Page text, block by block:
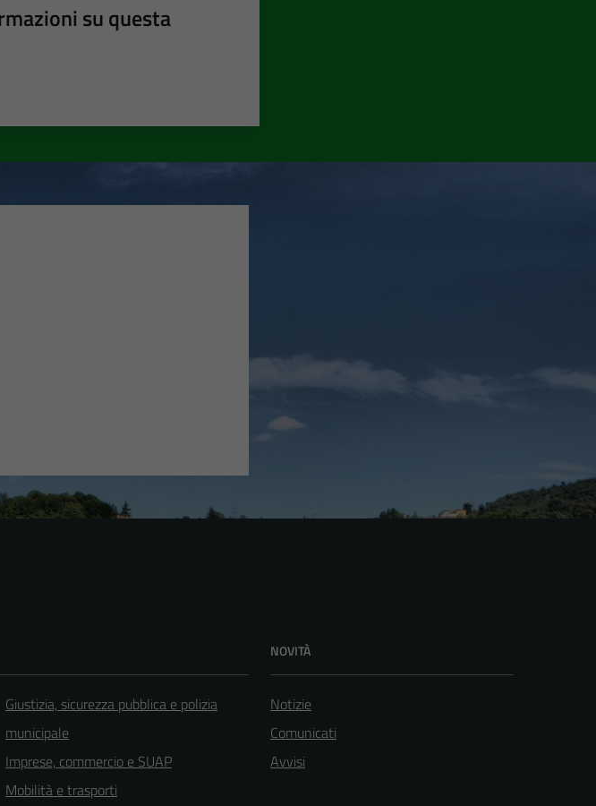
su questa
Giustizia, sicurezza pubblica e polizia
municipale
Imprese, commercio e SUAP
Mobilità e trasporti
NOVITÀ
Notizie
Comunicati
Avvisi